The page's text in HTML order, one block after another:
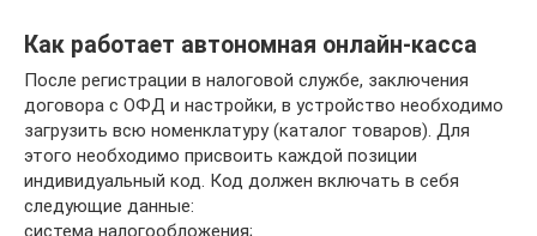
Как работает автономная онлайн-касса
После регистрации в налоговой службе, заключения
договора с ОФД и настройки, в устройство необходимо
загрузить всю номенклатуру (каталог товаров). Для
этого необходимо присвоить каждой позиции
индивидуальный код. Код должен включать в себя
следующие данные:
система налогообложения;